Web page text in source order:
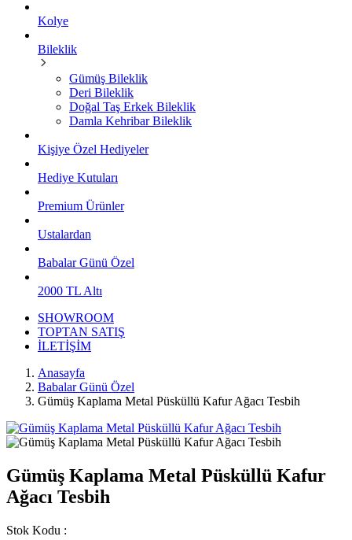
Kolye
Bileklik
Gümüş Bileklik
Deri Bileklik
Doğal Taş Erkek Bileklik
Damla Kehribar Bileklik
Kişiye Özel Hediyeler
Hediye Kutuları
Premium Ürünler
Ustalardan
Babalar Günü Özel
2000 TL Altı
SHOWROOM
TOPTAN SATIŞ
İLETİŞİM
Anasayfa
Babalar Günü Özel
Gümüş Kaplama Metal Püsküllü Kafur Ağacı Tesbih
Gümüş Kaplama Metal Püsküllü Kafur
Ağacı Tesbih
Stok Kodu :